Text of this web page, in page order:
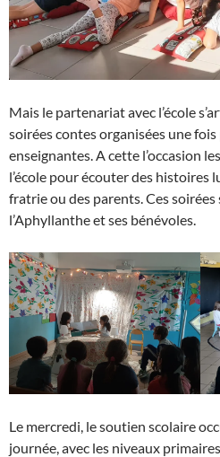
Mais le partenariat avec l’école
soirées contes organisées une
enseignantes. A cette l’occasion
l’école pour écouter des histoires
fratrie ou des parents. Ces
l’Aphyllanthe et ses bénévoles.
Le mercredi, le soutien scolaire
journée, avec les niveaux